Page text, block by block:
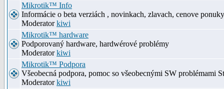
Mikrotik™ Info
Informácie o beta verziách , novinkach, zlavach, cenove ponuky
Moderatorkiwi
Mikrotik™ hardware
Podporovaný hardware, hardwérové problémy
Moderatorkiwi
Mikrotik™ Podpora
Všeobecná podpora, pomoc so všeobecnými SW problémami
Moderatorkiwi